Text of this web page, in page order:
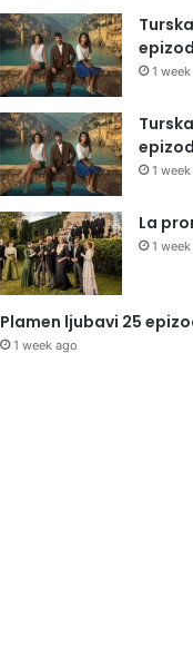
1
1
La
1
Plamen ljubavi 25
1 week ago